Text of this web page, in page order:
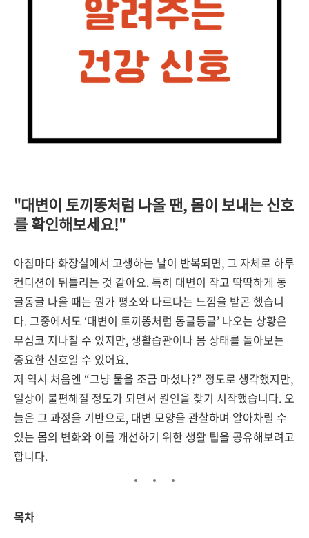
"대변이 토끼똥처럼 나올 땐, 몸이 보내는 신호
를 확인해보세요!"
아침마다 화장실에서 고생하는 날이 반복되면, 그 자체로 하루
컨디션이 뒤틀리는 것 같아요. 특히 대변이 작고 딱딱하게 동
글동글 나올 때는 뭔가 평소와 다르다는 느낌을 받곤 했습니
다. 그중에서도 ‘대변이 토끼똥처럼 동글동글’ 나오는 상황은
무심코 지나칠 수 있지만, 생활습관이나 몸 상태를 돌아보는
중요한 신호일 수 있어요.
저 역시 처음엔 “그냥 물을 조금 마셨나?” 정도로 생각했지만,
일상이 불편해질 정도가 되면서 원인을 찾기 시작했습니다. 오
늘은 그 과정을 기반으로, 대변 모양을 관찰하며 알아차릴 수
있는 몸의 변화와 이를 개선하기 위한 생활 팁을 공유해보려고
합니다.
목차